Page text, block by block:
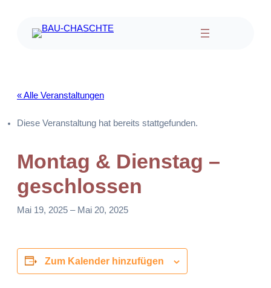
« Alle Veranstaltungen
Diese Veranstaltung hat bereits stattgefunden.
Montag & Dienstag –
geschlossen
Mai 19, 2025 – Mai 20, 2025
Zum Kalender hinzufügen